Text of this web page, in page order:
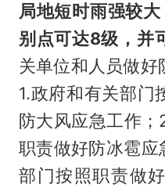
局地短时雨强较
别点可达8级，并
关单位和人员做好
1.政府和有关部门
防大风应急工作
职责做好防冰雹
部门按照职责做